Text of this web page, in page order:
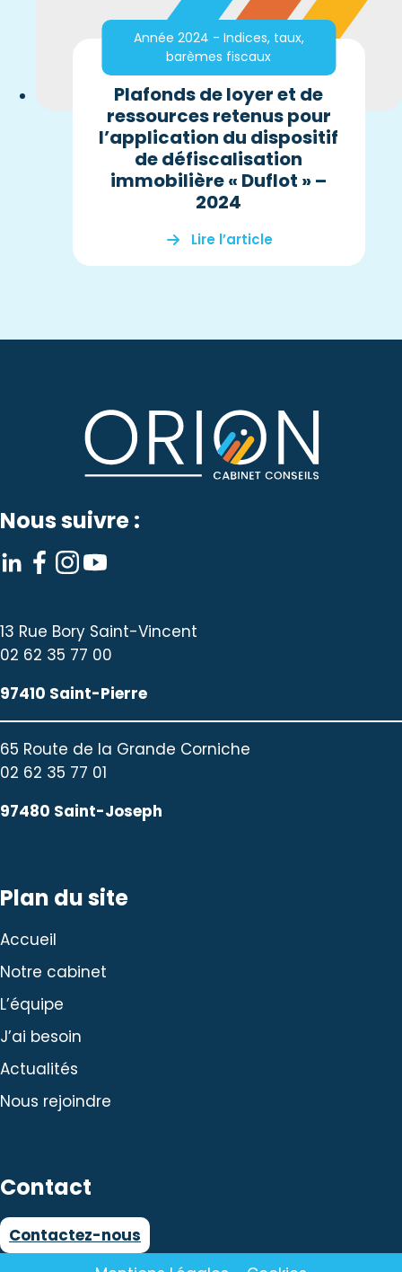
Année 2024 - Indices, taux,
barèmes fiscaux
Plafonds de loyer et de
ressources retenus pour
l’application du dispositif
de défiscalisation
immobilière « Duflot » –
2024
Lire l’article
Nous suivre :
13 Rue Bory Saint-Vincent
02 62 35 77 00
97410 Saint-Pierre
65 Route de la Grande Corniche
02 62 35 77 01
97480 Saint-Joseph
Plan du site
Accueil
Notre cabinet
L’équipe
J’ai besoin
Actualités
Nous rejoindre
Contact
Contactez-nous